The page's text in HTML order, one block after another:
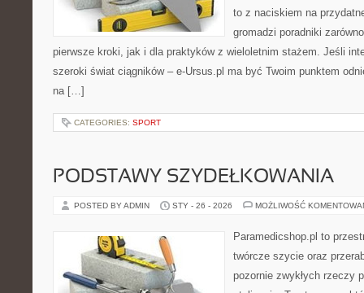
to z naciskiem na
gromadzi poradniki
pierwsze kroki, jak i dla praktyków z wieloletnim stażem. Jeśli
szeroki świat ciągników – e-Ursus.pl ma być Twoim punktem
na […]
CATEGORIES: SPORT
PODSTAWY SZYDEŁKOWANIA
POSTED BY ADMIN STY - 26 - 2026 MOŻLIWOŚĆ
Paramedicshop.pl to
twórcze szycie oraz
pozornie zwykłych rzeczy